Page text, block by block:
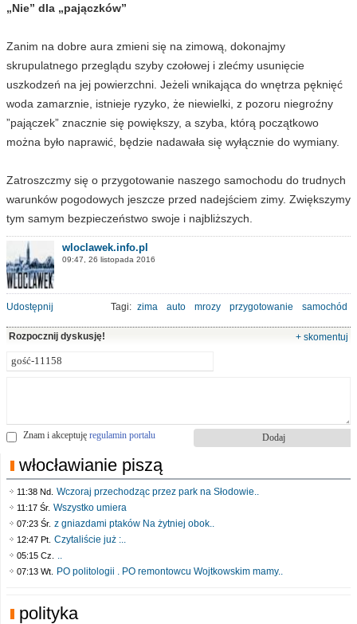
„Nie” dla „pajączków”
Zanim na dobre aura zmieni się na zimową, dokonajmy
skrupulatnego przeglądu szyby czołowej i zlećmy usunięcie
uszkodzeń na jej powierzchni. Jeżeli wnikająca do wnętrza pęknięć
woda zamarznie, istnieje ryzyko, że niewielki, z pozoru niegroźny
”pajączek” znacznie się powiększy, a szyba, którą początkowo
można było naprawić, będzie nadawała się wyłącznie do wymiany.
Zatroszczmy się o przygotowanie naszego samochodu do trudnych
warunków pogodowych jeszcze przed nadejściem zimy. Zwiększymy
tym samym bezpieczeństwo swoje i najbliższych.
wloclawek.info.pl
09:47, 26 listopada 2016
Udostępnij Tagi: zima auto mrozy przygotowanie samochód
Rozpocznij dyskusję! + skomentuj
Znam i akceptuję regulamin portalu
włocławianie piszą
11:38 Nd. Wczoraj przechodząc przez park na Słodowie..
11:17 Śr. Wszystko umiera
07:23 Śr. z gniazdami ptaków Na żytniej obok..
12:47 Pt. Czytaliście już :..
05:15 Cz. ..
07:13 Wt. PO politologii . PO remontowcu Wojtkowskim mamy..
polityka